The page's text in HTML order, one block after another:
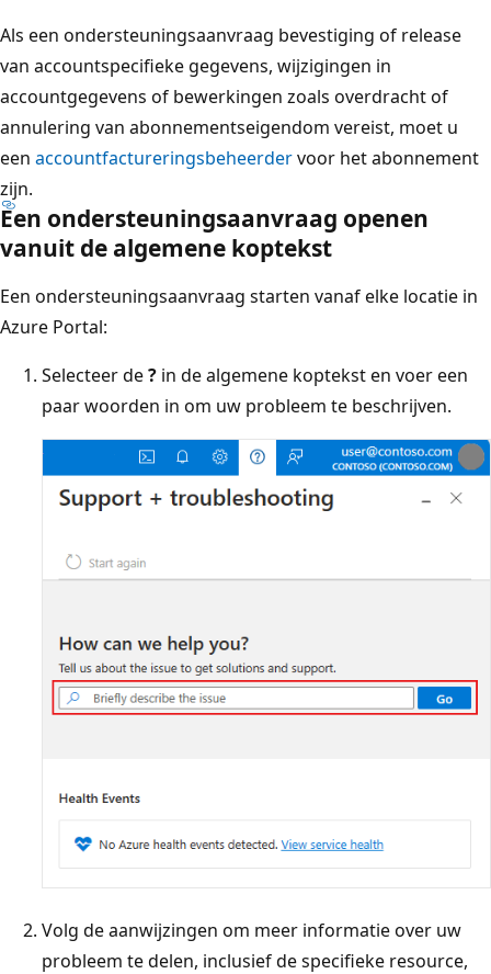
Als een ondersteuningsaanvraag bevestiging of release
van accountspecifieke gegevens, wijzigingen in
accountgegevens of bewerkingen zoals overdracht of
annulering van abonnementseigendom vereist, moet u
een accountfactureringsbeheerdervoor het abonnement
zijn.
Een ondersteuningsaanvraag openen
vanuit de algemene koptekst
Een ondersteuningsaanvraag starten vanaf elke locatie in
Azure Portal:
Selecteer de? in de algemene koptekst en voer een
paar woorden in om uw probleem te beschrijven.
Volg de aanwijzingen om meer informatie over uw
probleem te delen, inclusief de specifieke resource,